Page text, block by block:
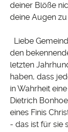
deiner Blöße
deine Augen
Liebe
den
letzten
haben, dass
in Wahrheit
Dietrich
eines Finis
- das ist für sie